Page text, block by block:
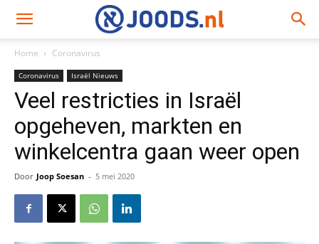
Home Coronavirus
Coronavirus Israël Nieuws
Veel restricties in Israël
opgeheven, markten en
winkelcentra gaan weer open
Door Joop Soesan - 5 mei 2020